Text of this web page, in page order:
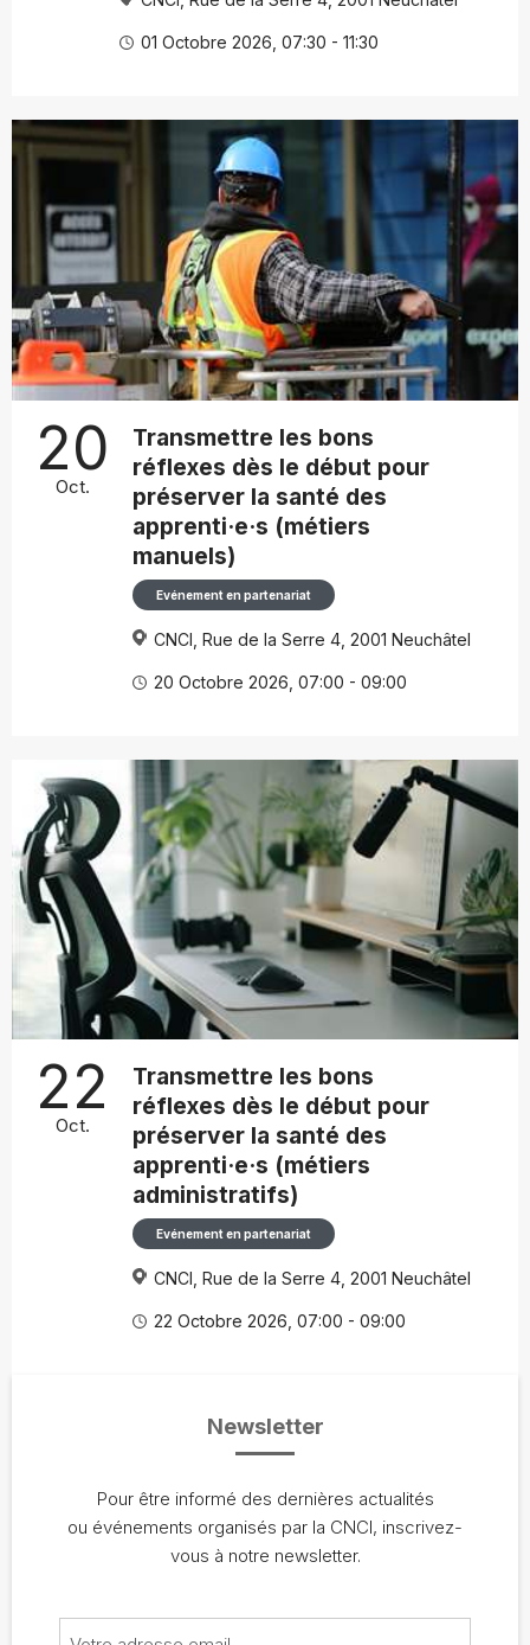
01 Octobre 2026, 07:30 - 11:30
20
Oct.
Transmettre les bons
réflexes dès le début pour
préserver la santé des
apprenti·e·s (métiers
manuels)
Evénement en partenariat
CNCI, Rue de la Serre 4, 2001 Neuchâtel
20 Octobre 2026, 07:00 - 09:00
22
Oct.
Transmettre les bons
réflexes dès le début pour
préserver la santé des
apprenti·e·s (métiers
administratifs)
Evénement en partenariat
CNCI, Rue de la Serre 4, 2001 Neuchâtel
22 Octobre 2026, 07:00 - 09:00
Newsletter
Pour être informé des dernières actualités
ou événements organisés par la CNCI, inscrivez-
vous à notre newsletter.